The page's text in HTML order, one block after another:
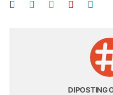
DIPOSTING